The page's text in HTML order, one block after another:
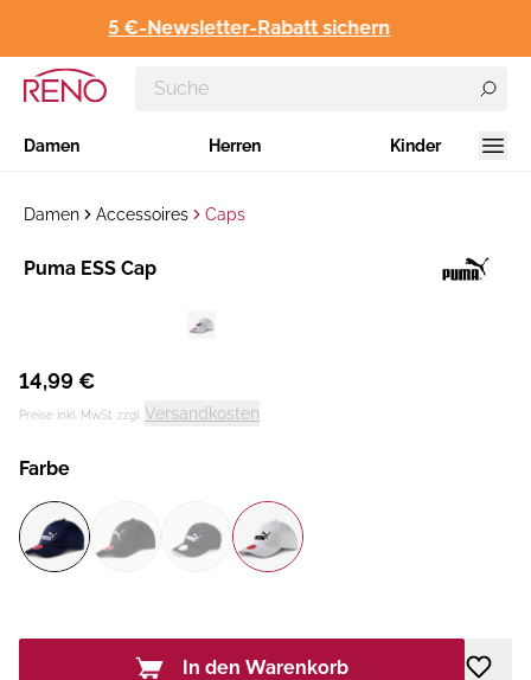
5 €-Newsletter-Rabatt sichern
Damen Herren Kinder
Damen Accessoires Caps
Hersteller:
Puma ESS Cap
14,99 €
Preise inkl. MwSt. zzgl. Versandkosten
Farbe
In den Warenkorb